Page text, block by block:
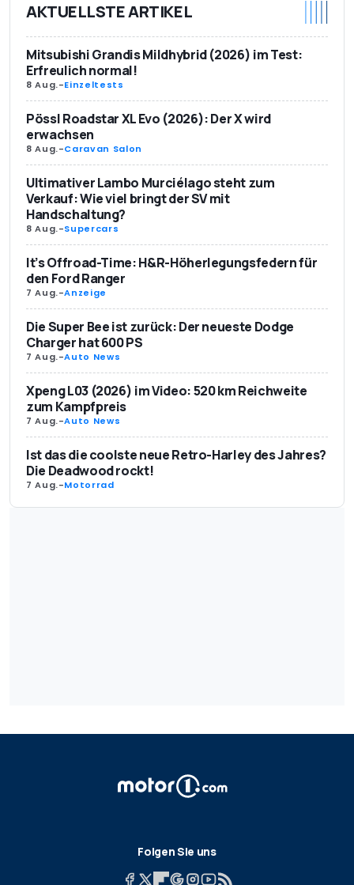
AKTUELLSTE ARTIKEL
Mitsubishi Grandis Mildhybrid (2026) im Test:
Erfreulich normal!
8 Aug.-Einzeltests
Pössl Roadstar XL Evo (2026): Der X wird
erwachsen
8 Aug.-Caravan Salon
Ultimativer Lambo Murciélago steht zum
Verkauf: Wie viel bringt der SV mit
Handschaltung?
8 Aug.-Supercars
It’s Offroad-Time: H&R-Höherlegungsfedern für
den Ford Ranger
7 Aug.-Anzeige
Die Super Bee ist zurück: Der neueste Dodge
Charger hat 600 PS
7 Aug.-Auto News
Xpeng L03 (2026) im Video: 520 km Reichweite
zum Kampfpreis
7 Aug.-Auto News
Ist das die coolste neue Retro-Harley des Jahres?
Die Deadwood rockt!
7 Aug.-Motorrad
Folgen Sie uns